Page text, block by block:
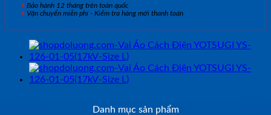
Bảo hành 12 tháng trên toàn quốc
Vận chuyển miễn phí - Kiểm tra hàng mới thanh toán
Danh mục sản phẩm